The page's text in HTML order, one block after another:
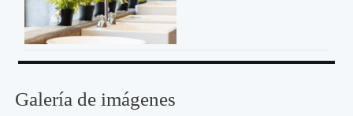
Galería de imágenes